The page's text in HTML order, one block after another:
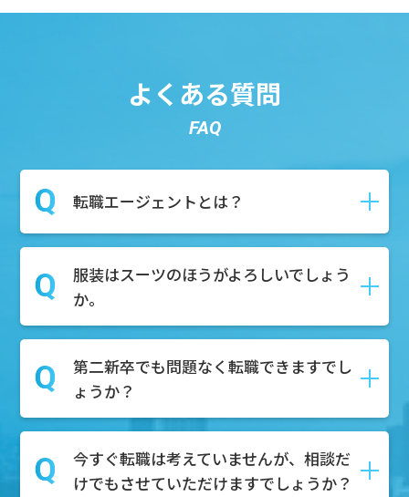
よくある質問
FAQ
転職エージェントとは？
転職や就職の際に、求職者様が新しい仕
事を見つけるためにサポートしてくれる
就活のプロのことです。
職務経歴書の作成など、就活に関わる作
業全般をサポートいたします。
服装はスーツのほうがよろしいでしょう
か。
私服で構いません！お気軽にご参加くだ
さい。
第二新卒でも問題なく転職できますでし
ょうか？
もちろん可能でございます。第二新卒を
積極的に採用している企業様も多数ござ
今すぐ転職は考えていませんが、相談だ
けでもさせていただけますでしょうか？